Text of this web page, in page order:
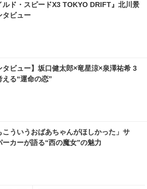
ルド・スピードX3 TOKYO DRIFT』北川景
タビュー
タビュー】坂口健太郎×竜星涼×泉澤祐希 3
える“運命の恋”
こういうおばあちゃんがほしかった」サ
ーカーが語る“西の魔女”の魅力